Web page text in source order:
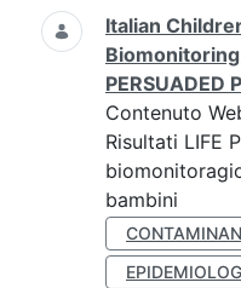
Italian
PERSUADED
Contenuto
Risultati LIFE
bambini